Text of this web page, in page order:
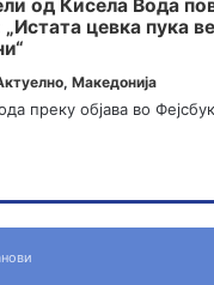
од Кисела Вода
„Истата цевка пука
, Македонија
преку објава во